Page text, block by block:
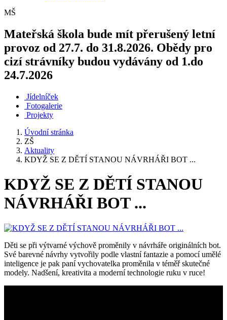
MŠ
Mateřská škola bude mít přerušený letní
provoz od 27.7. do 31.8.2026. Obědy pro
cizí strávníky budou vydávány od 1.do
24.7.2026
Jídelníček
Fotogalerie
Projekty
Úvodní stránka
ZŠ
Aktuality
KDYŽ SE Z DĚTÍ STANOU NÁVRHÁŘI BOT ...
KDYŽ SE Z DĚTÍ STANOU
NÁVRHÁŘI BOT ...
Děti se při výtvarné výchově proměnily v návrháře originálních bot.
Své barevné návrhy vytvořily podle vlastní fantazie a pomocí umělé
inteligence je pak paní vychovatelka proměnila v téměř skutečné
modely. Nadšení, kreativita a moderní technologie ruku v ruce!